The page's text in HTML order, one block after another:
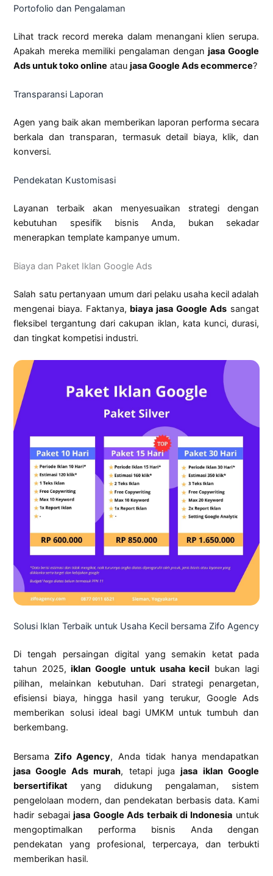
Portofolio dan Pengalaman
Lihat track record mereka dalam menangani klien serupa.
Apakah mereka memiliki pengalaman denganjasa Google
Ads untuk toko online ataujasa Google Ads ecommerce?
Transparansi Laporan
Agen yang baik akan memberikan laporan performa secara
berkala dan transparan, termasuk detail biaya, klik, dan
konversi.
Pendekatan Kustomisasi
Layanan terbaik akan menyesuaikan strategi dengan
kebutuhan spesifik bisnis Anda, bukan sekadar
menerapkan template kampanye umum.
Biaya dan Paket Iklan Google Ads
Salah satu pertanyaan umum dari pelaku usaha kecil adalah
mengenai biaya. Faktanya, biaya jasa Google Ads sangat
fleksibel tergantung dari cakupan iklan, kata kunci, durasi,
dan tingkat kompetisi industri.
Solusi Iklan Terbaik untuk Usaha Kecil bersama Zifo Agency
Di tengah persaingan digital yang semakin ketat pada
tahun 2025,iklan Google untuk usaha kecil bukan lagi
pilihan, melainkan kebutuhan. Dari strategi penargetan,
efisiensi biaya, hingga hasil yang terukur, Google Ads
memberikan solusi ideal bagi UMKM untuk tumbuh dan
berkembang.
BersamaZifo Agency, Anda tidak hanya mendapatkan
jasa Google Ads murah, tetapi jugajasa iklan Google
bersertifikat yang didukung pengalaman, sistem
pengelolaan modern, dan pendekatan berbasis data. Kami
hadir sebagaijasa Google Ads terbaik di Indonesia untuk
mengoptimalkan performa bisnis Anda dengan
pendekatan yang profesional, terpercaya, dan terbukti
memberikan hasil.